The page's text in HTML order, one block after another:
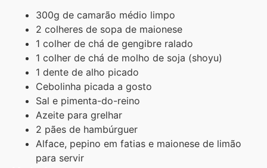
300g de camarão médio limpo
2 colheres de sopa de maionese
1 colher de chá de gengibre ralado
1 colher de chá de molho de soja (shoyu)
1 dente de alho picado
Cebolinha picada a gosto
Sal e pimenta-do-reino
Azeite para grelhar
2 pães de hambúrguer
Alface, pepino em fatias e maionese de limão
para servir